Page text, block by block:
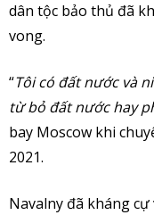
dân tộc bảo thủ đã
vong.
“Tôi có đất nước và
từ bỏ đất nước hay
bay Moscow khi
2021.
Navalny đã kháng